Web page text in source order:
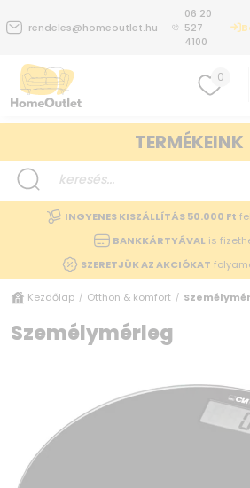
rendeles@homeoutlet.hu
06 20
527
4100
0
TERMÉKEINK
INGYENES KISZÁLLÍTÁS 50.000 Ft
BANKKÁRTYÁVALis
SZERETJÜK AZ AKCIÓKAT
Kezdőlap / Otthon & komfort /
Személymérleg